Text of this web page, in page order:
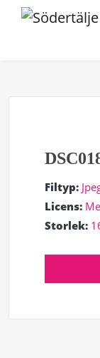
Filtyp:
Licens:
Storlek: